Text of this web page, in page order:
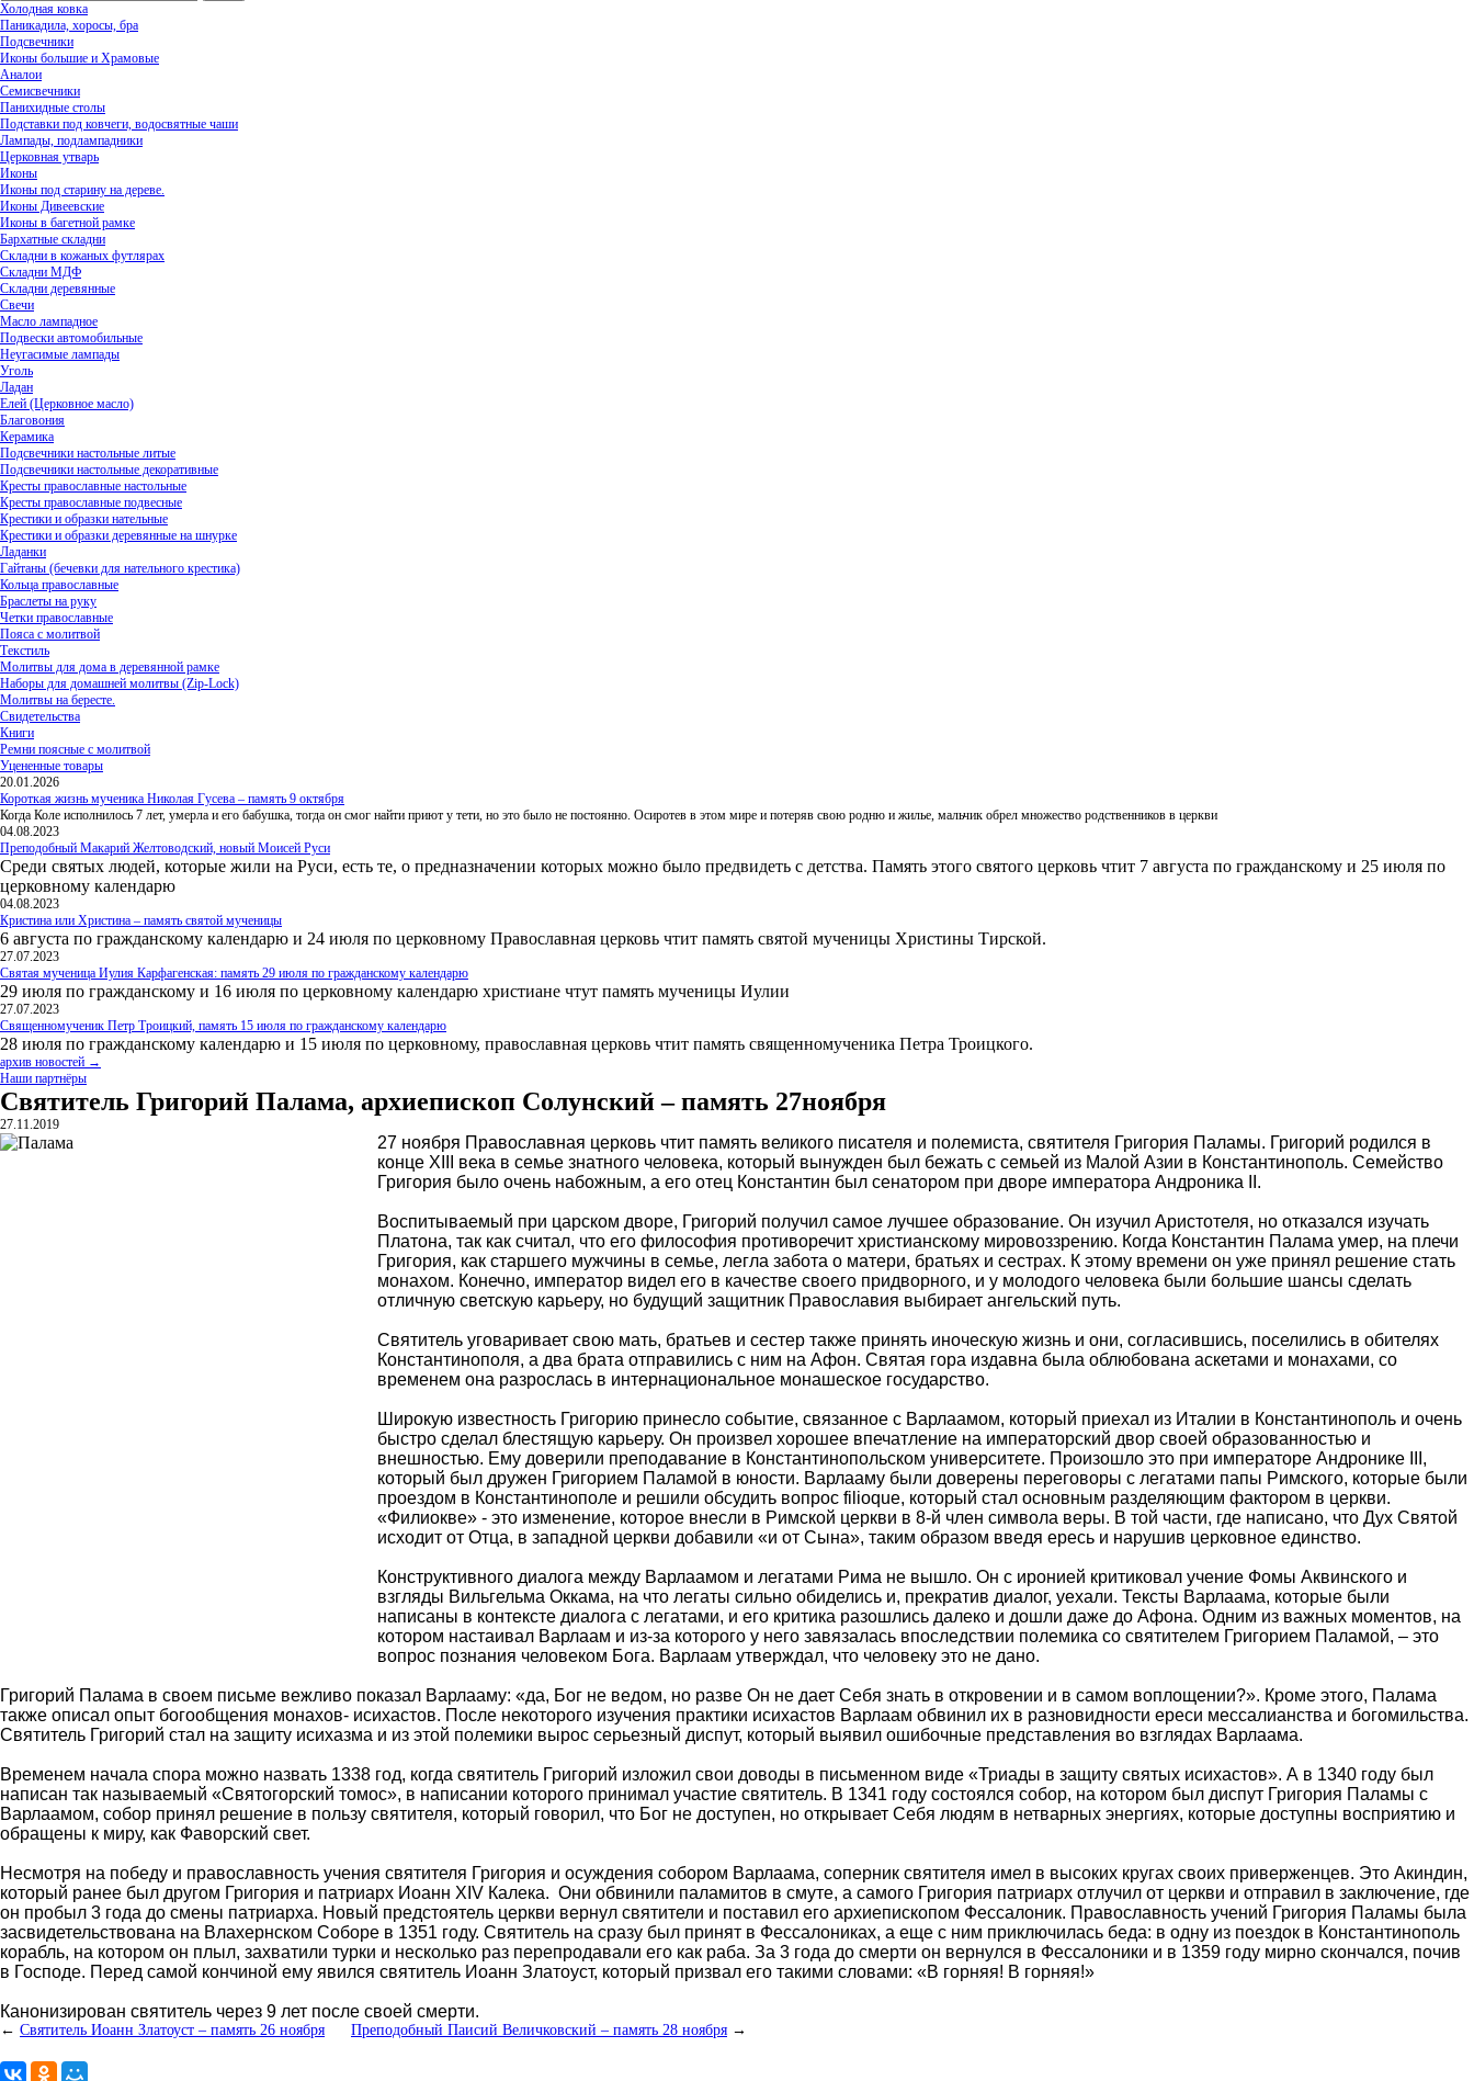
Холодная ковка
Паникадила, хоросы, бра
Подсвечники
Иконы большие и Храмовые
Аналои
Семисвечники
Панихидные столы
Подставки под ковчеги, водосвятные чаши
Лампады, подлампадники
Церковная утварь
Иконы
Иконы под старину на дереве.
Иконы Дивеевские
Иконы в багетной рамке
Бархатные складни
Складни в кожаных футлярах
Складни МДФ
Складни деревянные
Свечи
Масло лампадное
Подвески автомобильные
Неугасимые лампады
Уголь
Ладан
Елей (Церковное масло)
Благовония
Керамика
Подсвечники настольные литые
Подсвечники настольные декоративные
Кресты православные настольные
Кресты православные подвесные
Крестики и образки нательные
Крестики и образки деревянные на шнурке
Ладанки
Гайтаны (бечевки для нательного крестика)
Кольца православные
Браслеты на руку
Четки православные
Пояса с молитвой
Текстиль
Молитвы для дома в деревянной рамке
Наборы для домашней молитвы (Zip-Lock)
Молитвы на бересте.
Свидетельства
Книги
Ремни поясные с молитвой
Уцененные товары
20.01.2026
Короткая жизнь мученика Николая Гусева – память 9 октября
Когда Коле исполнилось 7 лет, умерла и его бабушка, тогда он смог найти приют у тети, но это было не постоянно. Осиротев в этом мире и потеряв свою родню и жилье, мальчик обрел множество родственников в церкви
04.08.2023
Преподобный Макарий Желтоводский, новый Моисей Руси
Среди святых людей, которые жили на Руси, есть те, о предназначении которых можно было предвидеть с детства. Память этого святого церковь чтит 7 августа по гражданскому и 25 июля по
церковному календарю
04.08.2023
Кристина или Христина – память святой мученицы
6 августа по гражданскому календарю и 24 июля по церковному Православная церковь чтит память святой мученицы Христины Тирской.
27.07.2023
Святая мученица Иулия Карфагенская: память 29 июля по гражданскому календарю
29 июля по гражданскому и 16 июля по церковному календарю христиане чтут память мученицы Иулии
27.07.2023
Священномученик Петр Троицкий, память 15 июля по гражданскому календарю
28 июля по гражданскому календарю и 15 июля по церковному, православная церковь чтит память священномученика Петра Троицкого.
архив новостей →
Наши партнёры
Святитель Григорий Палама, архиепископ Солунский – память 27ноября
27.11.2019
27 ноября Православная церковь чтит память великого писателя и полемиста, святителя Григория Паламы. Григорий родился в
конце XIII века в семье знатного человека, который вынужден был бежать с семьей из Малой Азии в Константинополь. Семейство
Григория было очень набожным, а его отец Константин был сенатором при дворе императора Андроника II.
Воспитываемый при царском дворе, Григорий получил самое лучшее образование. Он изучил Аристотеля, но отказался изучать
Платона, так как считал, что его философия противоречит христианскому мировоззрению. Когда Константин Палама умер, на плечи
Григория, как старшего мужчины в семье, легла забота о матери, братьях и сестрах. К этому времени он уже принял решение стать
монахом. Конечно, император видел его в качестве своего придворного, и у молодого человека были большие шансы сделать
отличную светскую карьеру, но будущий защитник Православия выбирает ангельский путь.
Святитель уговаривает свою мать, братьев и сестер также принять иноческую жизнь и они, согласившись, поселились в обителях
Константинополя, а два брата отправились с ним на Афон. Святая гора издавна была облюбована аскетами и монахами, со
временем она разрослась в интернациональное монашеское государство.
Широкую известность Григорию принесло событие, связанное с Варлаамом, который приехал из Италии в Константинополь и очень
быстро сделал блестящую карьеру. Он произвел хорошее впечатление на императорский двор своей образованностью и
внешностью. Ему доверили преподавание в Константинопольском университете. Произошло это при императоре Андронике III,
который был дружен Григорием Паламой в юности. Варлааму были доверены переговоры с легатами папы Римского, которые были
проездом в Константинополе и решили обсудить вопрос filioque, который стал основным разделяющим фактором в церкви.
«Филиокве» - это изменение, которое внесли в Римской церкви в 8-й член символа веры. В той части, где написано, что Дух Святой
исходит от Отца, в западной церкви добавили «и от Сына», таким образом введя ересь и нарушив церковное единство.
Конструктивного диалога между Варлаамом и легатами Рима не вышло. Он с иронией критиковал учение Фомы Аквинского и
взгляды Вильгельма Оккама, на что легаты сильно обиделись и, прекратив диалог, уехали. Тексты Варлаама, которые были
написаны в контексте диалога с легатами, и его критика разошлись далеко и дошли даже до Афона. Одним из важных моментов, на
котором настаивал Варлаам и из-за которого у него завязалась впоследствии полемика со святителем Григорием Паламой, – это
вопрос познания человеком Бога. Варлаам утверждал, что человеку это не дано.
Григорий Палама в своем письме вежливо показал Варлааму: «да, Бог не ведом, но разве Он не дает Себя знать в откровении и в самом воплощении?». Кроме этого, Палама
также описал опыт богообщения монахов- исихастов. После некоторого изучения практики исихастов Варлаам обвинил их в разновидности ереси мессалианства и богомильства.
Святитель Григорий стал на защиту исихазма и из этой полемики вырос серьезный диспут, который выявил ошибочные представления во взглядах Варлаама.
Временем начала спора можно назвать 1338 год, когда святитель Григорий изложил свои доводы в письменном виде «Триады в защиту святых исихастов». А в 1340 году был
написан так называемый «Святогорский томос», в написании которого принимал участие святитель. В 1341 году состоялся собор, на котором был диспут Григория Паламы с
Варлаамом, собор принял решение в пользу святителя, который говорил, что Бог не доступен, но открывает Себя людям в нетварных энергиях, которые доступны восприятию и
обращены к миру, как Фаворский свет.
Несмотря на победу и православность учения святителя Григория и осуждения собором Варлаама, соперник святителя имел в высоких кругах своих приверженцев. Это Акиндин,
который ранее был другом Григория и патриарх Иоанн XIV Калека. Они обвинили паламитов в смуте, а самого Григория патриарх отлучил от церкви и отправил в заключение, где
он пробыл 3 года до смены патриарха. Новый предстоятель церкви вернул святители и поставил его архиепископом Фессалоник. Православность учений Григория Паламы была
засвидетельствована на Влахернском Соборе в 1351 году. Святитель на сразу был принят в Фессалониках, а еще с ним приключилась беда: в одну из поездок в Константинополь
корабль, на котором он плыл, захватили турки и несколько раз перепродавали его как раба. За 3 года до смерти он вернулся в Фессалоники и в 1359 году мирно скончался, почив
в Господе. Перед самой кончиной ему явился святитель Иоанн Златоуст, который призвал его такими словами: «В горняя! В горняя!»
Канонизирован святитель через 9 лет после своей смерти.
← Святитель Иоанн Златоуст – память 26 ноября Преподобный Паисий Величковский – память 28 ноября →